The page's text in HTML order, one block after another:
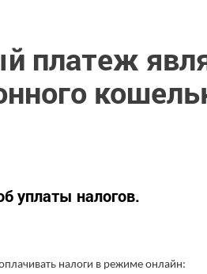
платеж
уплаты налогов.
налоги в режиме онлайн: